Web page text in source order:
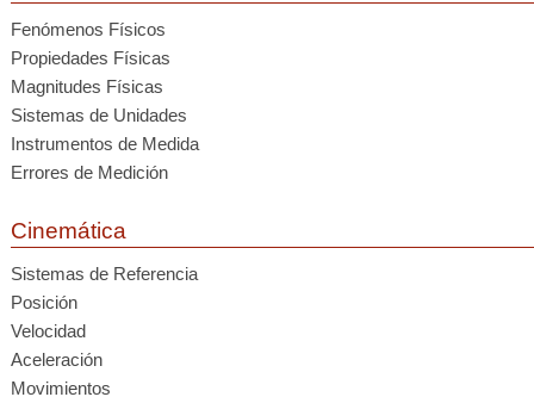
Fenómenos Físicos
Propiedades Físicas
Magnitudes Físicas
Sistemas de Unidades
Instrumentos de Medida
Errores de Medición
Cinemática
Sistemas de Referencia
Posición
Velocidad
Aceleración
Movimientos